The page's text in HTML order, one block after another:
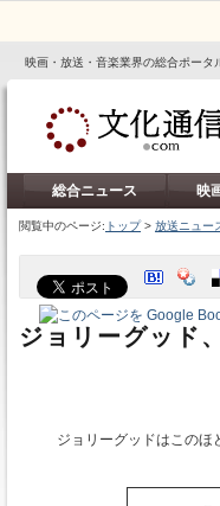
映画・放送・音楽業界の総合ポータ
総合ニュース 映
閲覧中のページ: トップ> 放送ニュー
ジョリーグッド
ジョリーグッドはこのほ